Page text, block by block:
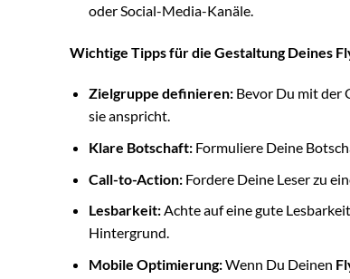
oder Social-Media-Kanäle.
Wichtige Tipps für die Gestaltung Deines
Zielgruppe definieren:Bevor Du mit der
sie anspricht.
Klare Botschaft:Formuliere Deine
Call-to-Action:Fordere Deine Leser zu
Lesbarkeit:Achte auf eine gute
Hintergrund.
Mobile Optimierung:Wenn Du Deinen